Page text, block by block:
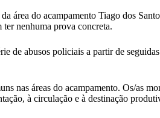
área do acampamento Tiago dos
ter nenhuma prova concreta.
de abusos policiais a partir de
nas áreas do acampamento. Os/as
à circulação e à destinação